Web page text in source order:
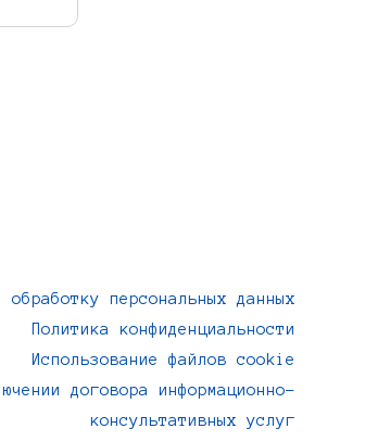
обработку персональных данных
Политика конфиденциальности
Использование файлов cookie
договора информационно-
консультативных услуг